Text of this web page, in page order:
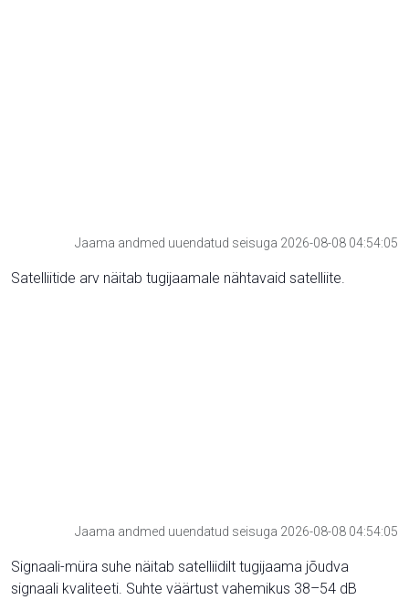
Jaama andmed uuendatud seisuga 2026-08-08 04:54:05
Satelliitide arv näitab tugijaamale nähtavaid satelliite.
Jaama andmed uuendatud seisuga 2026-08-08 04:54:05
Signaali-müra suhe näitab satelliidilt tugijaama jõudva
signaali kvaliteeti. Suhte väärtust vahemikus 38–54 dB